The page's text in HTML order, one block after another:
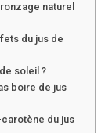
naturel
du jus de
soleil ?
boire de jus
du jus